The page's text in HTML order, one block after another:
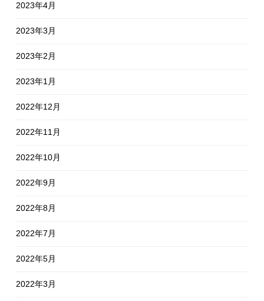
2023年4月
2023年3月
2023年2月
2023年1月
2022年12月
2022年11月
2022年10月
2022年9月
2022年8月
2022年7月
2022年5月
2022年3月